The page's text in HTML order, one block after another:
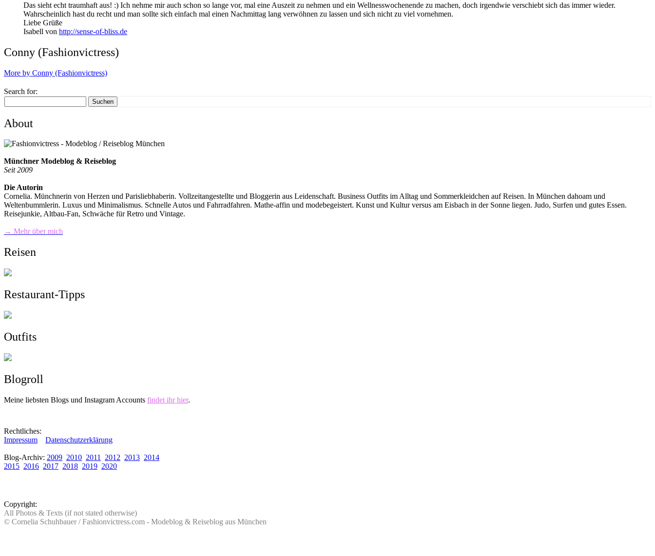
Das sieht echt traumhaft aus! :) Ich nehme mir auch schon so lange vor, mal eine Auszeit zu nehmen und ein Wellnesswochenende zu machen, doch irgendwie verschiebt sich das immer wieder.
Wahrscheinlich hast du recht und man sollte sich einfach mal einen Nachmittag lang verwöhnen zu lassen und sich nicht zu viel vornehmen.
Liebe Grüße
Isabell von http://sense-of-bliss.de
Conny (Fashionvictress)
More by Conny (Fashionvictress)
Search for:
Suchen
About
Münchner Modeblog & Reiseblog
Seit 2009
Die Autorin
Cornelia. Münchnerin von Herzen und Parisliebhaberin. Vollzeitangestellte und Bloggerin aus Leidenschaft. Business Outfits im Alltag und Sommerkleidchen auf Reisen. In München dahoam und
Weltenbummlerin. Luxus und Minimalismus. Schnelle Autos und Fahrradfahren. Mathe-affin und modebegeistert. Kunst und Kultur versus am Eisbach in der Sonne liegen. Judo, Surfen und gutes Essen.
Reisejunkie, Altbau-Fan, Schwäche für Retro und Vintage.
→ Mehr über mich
Reisen
Restaurant-Tipps
Outfits
Blogroll
Meine liebsten Blogs und Instagram Accounts findet ihr hier.
Rechtliches:
Impressum
Datenschutzerklärung
Blog-Archiv: 2009 2010 2011 2012 2013 2014
2015 2016 2017 2018 2019 2020
Copyright:
All Photos & Texts (if not stated otherwise)
© Cornelia Schuhbauer / Fashionvictress.com - Modeblog & Reiseblog aus München